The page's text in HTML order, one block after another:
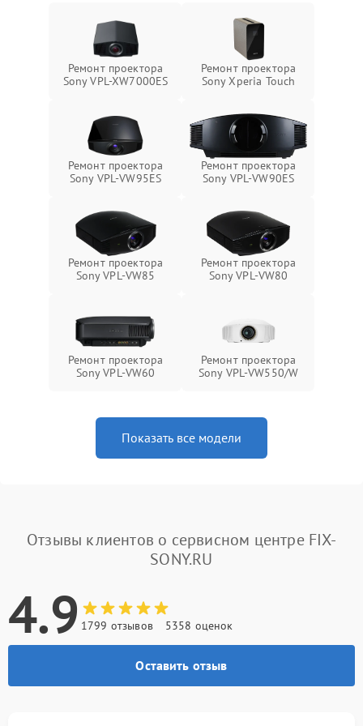
Ремонт проектора
Sony VPL-XW7000ES
Ремонт проектора
Sony Xperia Touch
Ремонт проектора
Sony VPL-VW95ES
Ремонт проектора
Sony VPL-VW90ES
Ремонт проектора
Sony VPL-VW85
Ремонт проектора
Sony VPL-VW80
Ремонт проектора
Sony VPL-VW60
Ремонт проектора
Sony VPL-VW550/W
Показать все модели
Отзывы клиентов о сервисном центре FIX-
SONY.RU
4.9 1799 отзывов 5358 оценок
Оставить отзыв